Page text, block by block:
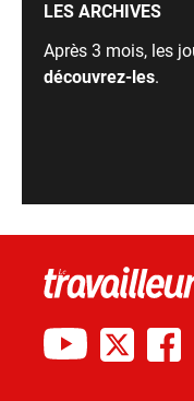
LES ARCHIVES
Après 3 mois, les
découvrez-les.